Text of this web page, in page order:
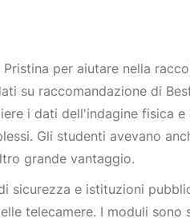
per aiutare nella
su raccomandazione di
i dati dell'indagine fisica e
Gli studenti avevano
grande vantaggio.
sicurezza e istituzioni
telecamere. I moduli sono